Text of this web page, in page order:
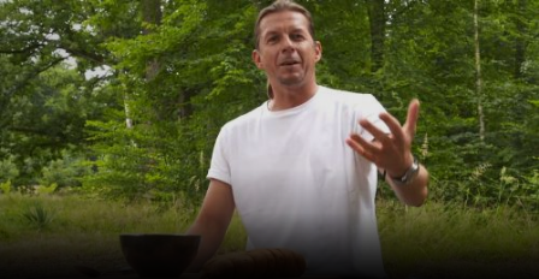
Okrasa łamie przepisy